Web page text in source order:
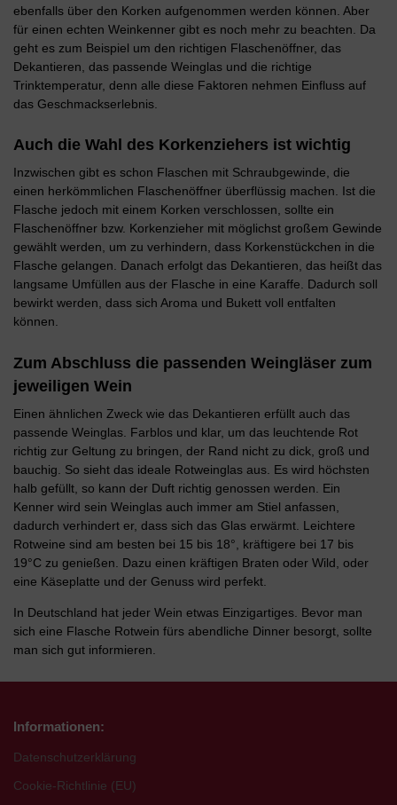
ebenfalls über den Korken aufgenommen werden können. Aber
für einen echten Weinkenner gibt es noch mehr zu beachten. Da
geht es zum Beispiel um den richtigen Flaschenöffner, das
Dekantieren, das passende Weinglas und die richtige
Trinktemperatur, denn alle diese Faktoren nehmen Einfluss auf
das Geschmackserlebnis.
Auch die Wahl des Korkenziehers ist wichtig
Inzwischen gibt es schon Flaschen mit Schraubgewinde, die
einen herkömmlichen Flaschenöffner überflüssig machen. Ist die
Flasche jedoch mit einem Korken verschlossen, sollte ein
Flaschenöffner bzw. Korkenzieher mit möglichst großem Gewinde
gewählt werden, um zu verhindern, dass Korkenstückchen in die
Flasche gelangen. Danach erfolgt das Dekantieren, das heißt das
langsame Umfüllen aus der Flasche in eine Karaffe. Dadurch soll
bewirkt werden, dass sich Aroma und Bukett voll entfalten
können.
Zum Abschluss die passenden Weingläser zum
jeweiligen Wein
Einen ähnlichen Zweck wie das Dekantieren erfüllt auch das
passende Weinglas. Farblos und klar, um das leuchtende Rot
richtig zur Geltung zu bringen, der Rand nicht zu dick, groß und
bauchig. So sieht das ideale Rotweinglas aus. Es wird höchsten
halb gefüllt, so kann der Duft richtig genossen werden. Ein
Kenner wird sein Weinglas auch immer am Stiel anfassen,
dadurch verhindert er, dass sich das Glas erwärmt. Leichtere
Rotweine sind am besten bei 15 bis 18°, kräftigere bei 17 bis
19°C zu genießen. Dazu einen kräftigen Braten oder Wild, oder
eine Käseplatte und der Genuss wird perfekt.
In Deutschland hat jeder Wein etwas Einzigartiges. Bevor man
sich eine Flasche Rotwein fürs abendliche Dinner besorgt, sollte
man sich gut informieren.
Informationen:
Datenschutzerklärung
Cookie-Richtlinie (EU)